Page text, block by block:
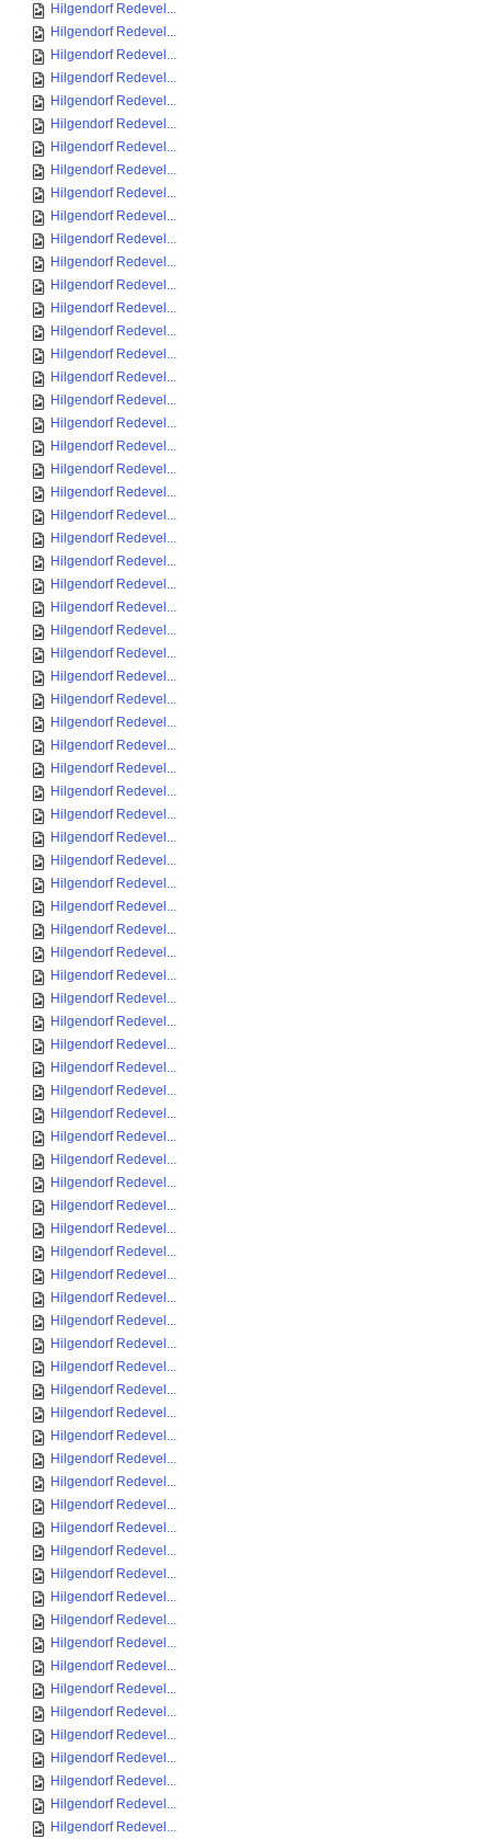
Hilgendorf Redevel...
Hilgendorf Redevel...
Hilgendorf Redevel...
Hilgendorf Redevel...
Hilgendorf Redevel...
Hilgendorf Redevel...
Hilgendorf Redevel...
Hilgendorf Redevel...
Hilgendorf Redevel...
Hilgendorf Redevel...
Hilgendorf Redevel...
Hilgendorf Redevel...
Hilgendorf Redevel...
Hilgendorf Redevel...
Hilgendorf Redevel...
Hilgendorf Redevel...
Hilgendorf Redevel...
Hilgendorf Redevel...
Hilgendorf Redevel...
Hilgendorf Redevel...
Hilgendorf Redevel...
Hilgendorf Redevel...
Hilgendorf Redevel...
Hilgendorf Redevel...
Hilgendorf Redevel...
Hilgendorf Redevel...
Hilgendorf Redevel...
Hilgendorf Redevel...
Hilgendorf Redevel...
Hilgendorf Redevel...
Hilgendorf Redevel...
Hilgendorf Redevel...
Hilgendorf Redevel...
Hilgendorf Redevel...
Hilgendorf Redevel...
Hilgendorf Redevel...
Hilgendorf Redevel...
Hilgendorf Redevel...
Hilgendorf Redevel...
Hilgendorf Redevel...
Hilgendorf Redevel...
Hilgendorf Redevel...
Hilgendorf Redevel...
Hilgendorf Redevel...
Hilgendorf Redevel...
Hilgendorf Redevel...
Hilgendorf Redevel...
Hilgendorf Redevel...
Hilgendorf Redevel...
Hilgendorf Redevel...
Hilgendorf Redevel...
Hilgendorf Redevel...
Hilgendorf Redevel...
Hilgendorf Redevel...
Hilgendorf Redevel...
Hilgendorf Redevel...
Hilgendorf Redevel...
Hilgendorf Redevel...
Hilgendorf Redevel...
Hilgendorf Redevel...
Hilgendorf Redevel...
Hilgendorf Redevel...
Hilgendorf Redevel...
Hilgendorf Redevel...
Hilgendorf Redevel...
Hilgendorf Redevel...
Hilgendorf Redevel...
Hilgendorf Redevel...
Hilgendorf Redevel...
Hilgendorf Redevel...
Hilgendorf Redevel...
Hilgendorf Redevel...
Hilgendorf Redevel...
Hilgendorf Redevel...
Hilgendorf Redevel...
Hilgendorf Redevel...
Hilgendorf Redevel...
Hilgendorf Redevel...
Hilgendorf Redevel...
Hilgendorf Redevel...